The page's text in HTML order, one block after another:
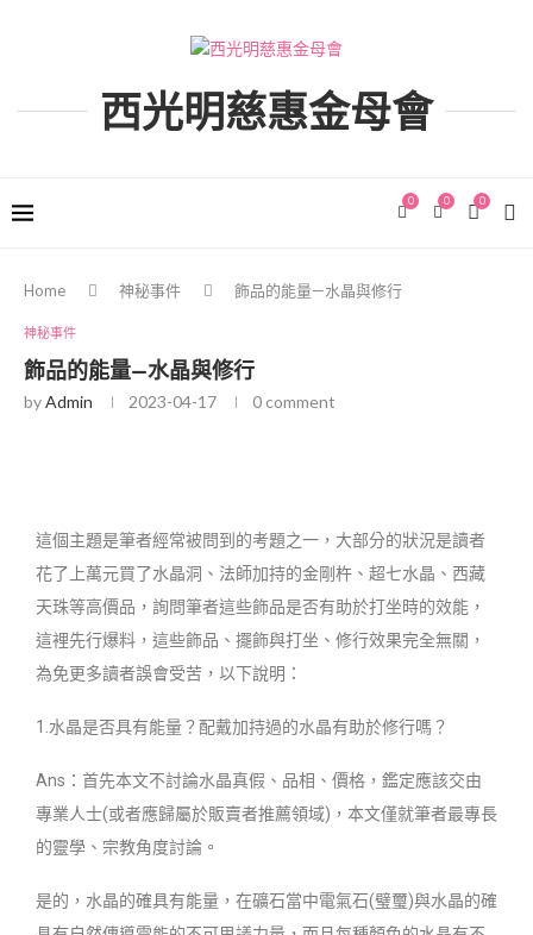
西光明慈惠金母會
0
0
0
Home 神秘事件 飾品的能量—水晶與修行
神秘事件
飾品的能量—水晶與修行
byAdmin 2023-04-17 0 comment
這個主題是筆者經常被問到的考題之一，大部分的狀況是讀者
花了上萬元買了水晶洞、法師加持的金剛杵、超七水晶、西藏
天珠等高價品，詢問筆者這些飾品是否有助於打坐時的效能，
這裡先行爆料，這些飾品、擺飾與打坐、修行效果完全無關，
為免更多讀者誤會受苦，以下說明：
1.水晶是否具有能量？配戴加持過的水晶有助於修行嗎？
Ans：首先本文不討論水晶真假、品相、價格，鑑定應該交由
專業人士(或者應歸屬於販賣者推薦領域)，本文僅就筆者最專長
的靈學、宗教角度討論。
是的，水晶的確具有能量，在礦石當中電氣石(璧璽)與水晶的確